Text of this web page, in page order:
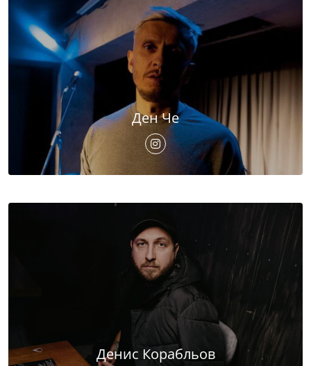
Ден Че
Денис Корабльов